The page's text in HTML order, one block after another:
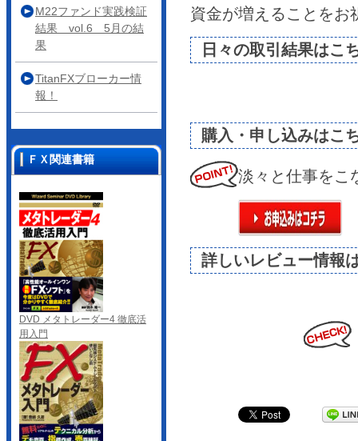
資金が増えることをお
日々の取引結果はこ
購入・申し込みはこ
淡々と仕事をこ
詳しいレビュー情報
M22ファンド実践検証
結果 vol.6 5月の結
果
TitanFXブローカー情
報！
ＦＸ関連書籍
DVD メタトレーダー4 徹底活
用入門